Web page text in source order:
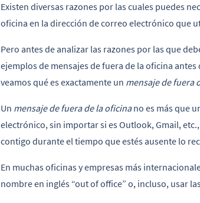
Existen diversas razones por las cuales puedes
oficina en la dirección de correo electrónico que
Pero antes de analizar las razones por las que
ejemplos de mensajes de fuera de la oficina
veamos qué es exactamente un mensaje de fuera
Un mensaje de fuera de la oficinano es más que
electrónico, sin importar si es Outlook, Gmail,
contigo durante el tiempo que estés ausente lo
En muchas oficinas y empresas más
nombre en inglés “out of office” o, incluso, usar